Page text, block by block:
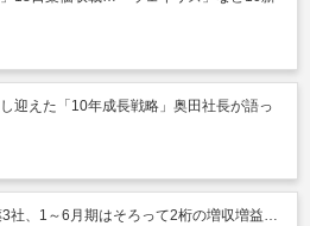
迎えた「10年成長戦略」奥田社長が語っ
社、1～6月期はそろって2桁の増収増益…